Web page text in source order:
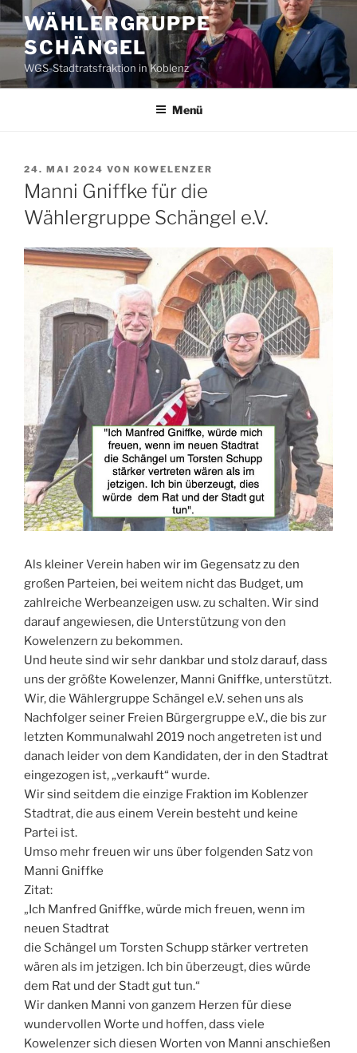
Zum
Inhalt
springen
WÄHLERGRUPPE
SCHÄNGEL
WGS-Stadtratsfraktion in Koblenz
Menü
VERÖFFENTLICHT
AM
24. MAI 2024 VON KOWELENZER
Manni Gniffke für die
Wählergruppe Schängel e.V.
Als kleiner Verein haben wir im Gegensatz zu den
großen Parteien, bei weitem nicht das Budget, um
zahlreiche Werbeanzeigen usw. zu schalten. Wir sind
darauf angewiesen, die Unterstützung von den
Kowelenzern zu bekommen.
Und heute sind wir sehr dankbar und stolz darauf, dass
uns der größte Kowelenzer, Manni Gniffke, unterstützt.
Wir, die Wählergruppe Schängel e.V. sehen uns als
Nachfolger seiner Freien Bürgergruppe e.V., die bis zur
letzten Kommunalwahl 2019 noch angetreten ist und
danach leider von dem Kandidaten, der in den Stadtrat
eingezogen ist, „verkauft“ wurde.
Wir sind seitdem die einzige Fraktion im Koblenzer
Stadtrat, die aus einem Verein besteht und keine
Partei ist.
Umso mehr freuen wir uns über folgenden Satz von
Manni Gniffke
Zitat:
„Ich Manfred Gniffke, würde mich freuen, wenn im
neuen Stadtrat
die Schängel um Torsten Schupp stärker vertreten
wären als im jetzigen. Ich bin überzeugt, dies würde
dem Rat und der Stadt gut tun.“
Wir danken Manni von ganzem Herzen für diese
wundervollen Worte und hoffen, dass viele
Kowelenzer sich diesen Worten von Manni anschießen